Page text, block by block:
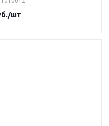
/шт